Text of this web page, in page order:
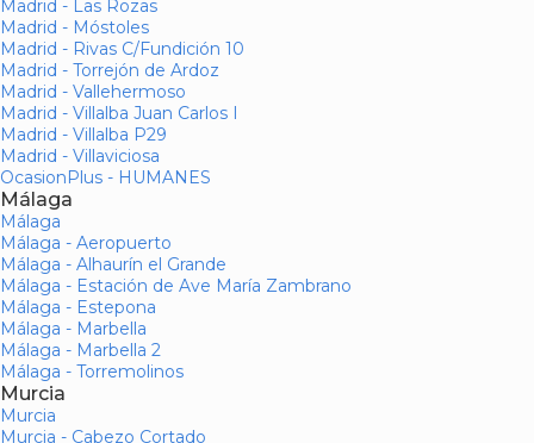
Madrid - Las Rozas
Madrid - Móstoles
Madrid - Rivas C/Fundición 10
Madrid - Torrejón de Ardoz
Madrid - Vallehermoso
Madrid - Villalba Juan Carlos I
Madrid - Villalba P29
Madrid - Villaviciosa
OcasionPlus - HUMANES
Málaga
Málaga
Málaga - Aeropuerto
Málaga - Alhaurín el Grande
Málaga - Estación de Ave María Zambrano
Málaga - Estepona
Málaga - Marbella
Málaga - Marbella 2
Málaga - Torremolinos
Murcia
Murcia
Murcia - Cabezo Cortado